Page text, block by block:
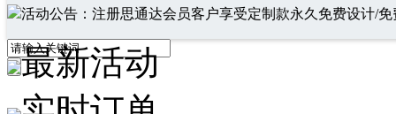
活动公告：注册思通达会员客户享受定制款永久免费设计/
最新活动